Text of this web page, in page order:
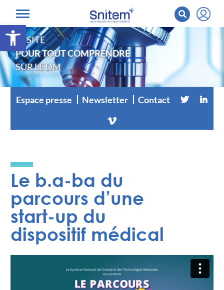
Ouvrir la barre d’outils
LE SITE
POUR TOUT COMPRENDRE
SUR LE DM
Espace presse Newsletter Contact
Le b.a-ba du
parcours d’une
start-up du
dispositif médical